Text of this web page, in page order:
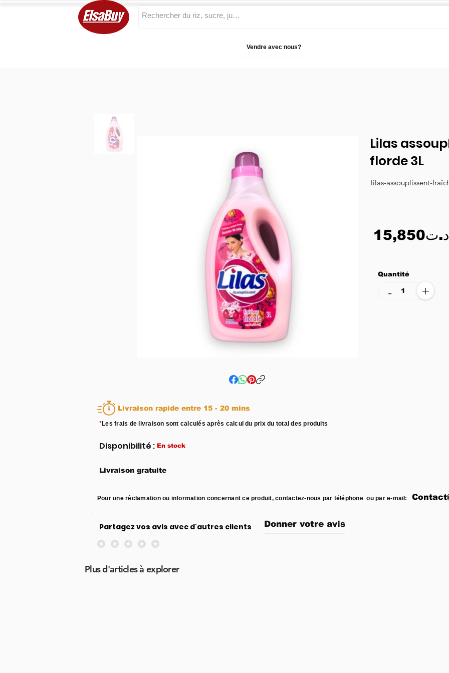
Vendre avec nous?
Lilas
florde 3L
lilas-assouplissent-
15,850د.ت
Quantité
+
-
Livraison rapide entre 15 - 20 mins
*Les frais de livraison sont calculés après calcul du prix du total des produits
Disponibilité : En stock
Livraison gratuite
Pour une réclamation ou information concernant ce produit, contactez-nous par téléphone ou par e-mail:
Partagez vos avis avec d'autres clients Donner votre avis
Aucune note pour le moment
Plus d'articles à explorer